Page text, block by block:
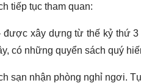
tiếp tục tham quan:
xây dựng từ thế kỷ thứ 3
có những quyển sách quý
sạn nhận phòng nghỉ ngơi.